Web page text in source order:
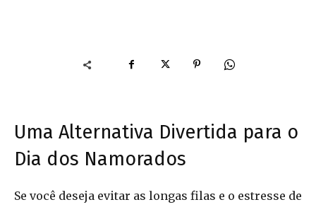
Uma Alternativa Divertida para o
Dia dos Namorados
Se você deseja evitar as longas filas e o estresse de